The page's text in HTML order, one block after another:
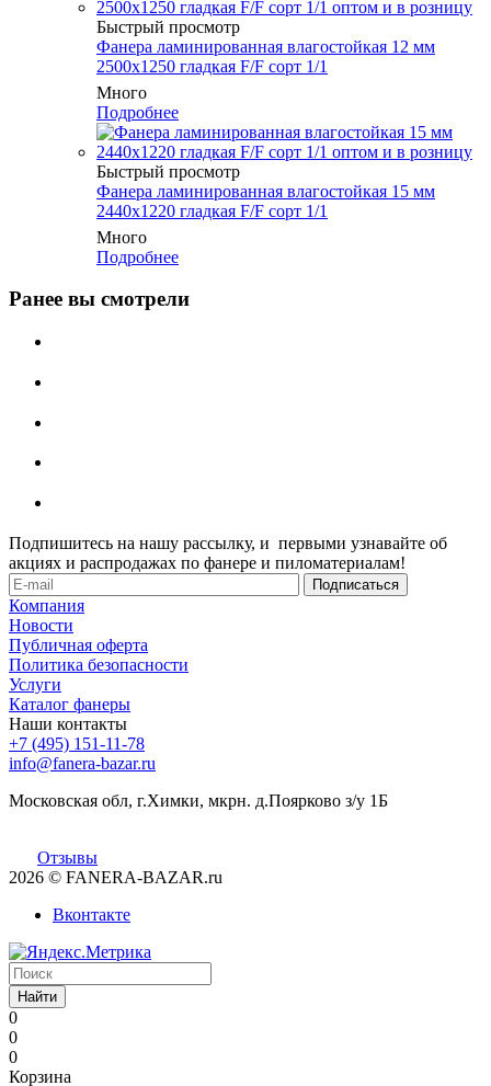
Быстрый просмотр
Фанера ламинированная влагостойкая 12 мм
2500х1250 гладкая F/F сорт 1/1
Много
Подробнее
Быстрый просмотр
Фанера ламинированная влагостойкая 15 мм
2440х1220 гладкая F/F сорт 1/1
Много
Подробнее
Ранее вы смотрели
Подпишитесь на нашу рассылку, и первыми узнавайте об
акциях и распродажах по фанере и пиломатериалам!
Компания
Новости
Публичная оферта
Политика безопасности
Услуги
Каталог фанеры
Наши контакты
+7 (495) 151-11-78
info@fanera-bazar.ru
Московская обл, г.Химки, мкрн. д.Поярково з/у 1Б
Отзывы
2026 © FANERA-BAZAR.ru
Вконтакте
Найти
0
0
0
Корзина